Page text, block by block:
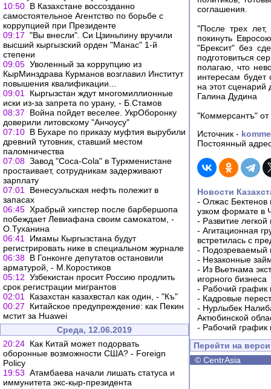
10:50 В Казахстане воссозданно
самостоятельное Агентство по борьбе с
коррупцией при Президенте
09:17 "Вы внесли". Си Цзиньпину вручили
высший кыргызский орден "Манас" 1-й
степени
09:05 Уволенный за коррупцию из
КырМинздрава Курманов возглавил Институт
повышения квалификации...
09:01
Кыргызстан ждут многомиллионные
иски из-за запрета по урану, - Б.Стамов
08:37
Война пойдет веселее. УкрОборонку
доверили литовскому "Анчоусу"
07:10 В Бухаре по приказу муфтия вырубили
древний тутовник, ставший местом
паломничества
07:08 Завод "Coca-Cola" в Туркменистане
простаивает, сотрудникам задерживают
зарплату
07:01
Венесуэльская нефть полежит в
запасах
06:45 Храбрый хипстер после барбершопа
побеждает Левиафана своим самокатом, -
О.Туханина
06:41
Имамы Кыргызстана будут
регистрировать нике в специальном журнале
06:38 В Гонконге депутатов остановили
арматурой, - М.Коростиков
05:12 Узбекистан просит Россию продлить
срок регистрации мигрантов
02:01
Казахстан казахвстал как один, - "Къ"
00:27
Китайское предупреждение: как Пекин
мстит за Huawei
Среда, 12.06.2019
20:24 Как Китай может подорвать
оборонные возможности США? - Foreign
Policy
19:53 Атамбаева начали лишать статуса и
иммунитета экс-кыр-президента
соглашения.
"После трех
покинуть
"Брексит" без
подготовиться
полагаю, что
интересам будет
на этот
Галина Дудина
"Коммерсантъ"
Источник -
Постоянный
Новости
- Олжас Бектенов
узком формате в
- Развитие
- Агитационная
встретилась с
- Подозреваемый
- Незаконные
- Из Вьетнама
игорного бизнеса
- Рабочий график
- Кадровые
- Нурлыбек
Актюбинской
- Рабочий график
Перейти на
© CentrAsia